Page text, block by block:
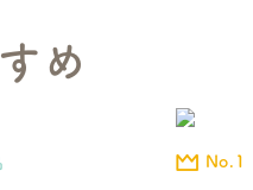
め
No.1